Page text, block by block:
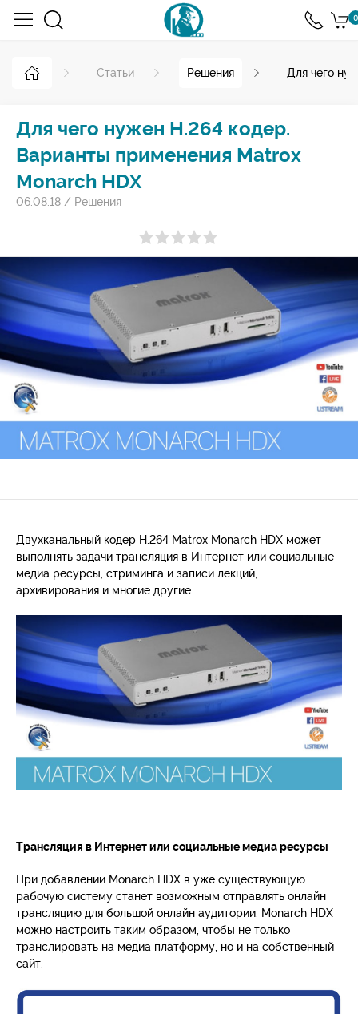
0
Статьи Решения Для чего
Для чего нужен H.264 кодер.
Варианты применения Matrox
Monarch HDX
06.08.18 / Решения
Двухканальный кодер H.264 Matrox Monarch HDX может
выполнять задачи трансляция в Интернет или социальные
медиа ресурсы, стриминга и записи лекций,
архивирования и многие другие.
Трансляция в Интернет или социальные медиа ресурсы
При добавлении Monarch HDX в уже существующую
рабочую систему станет возможным отправлять онлайн
трансляцию для большой онлайн аудитории. Monarch HDX
можно настроить таким образом, чтобы не только
транслировать на медиа платформу, но и на собственный
сайт.